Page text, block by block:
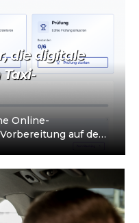
die digitale
Online-
auf den